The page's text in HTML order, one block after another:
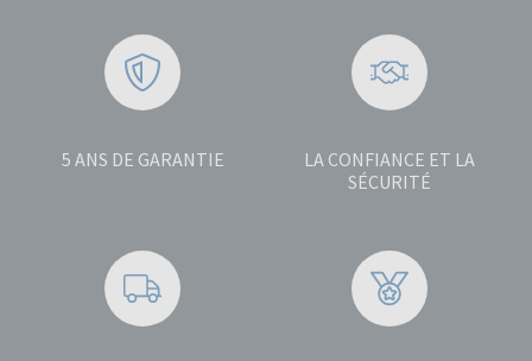
5 ANS DE GARANTIE
LA CONFIANCE ET LA
SÉCURITÉ